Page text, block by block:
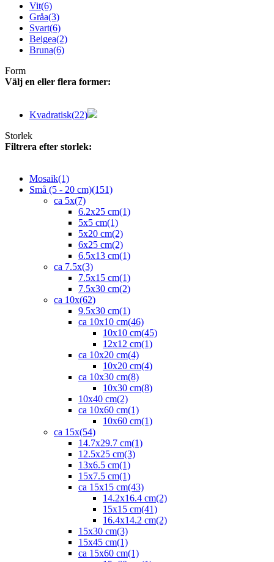
Vit(6)
Gråa(3)
Svart(6)
Beigea(2)
Bruna(6)
Form
Välj en eller flera former:
Kvadratisk(22)
Storlek
Filtrera efter storlek:
Mosaik(1)
Små (5 - 20 cm)(151)
ca 5x(7)
6.2x25 cm(1)
5x5 cm(1)
5x20 cm(2)
6x25 cm(2)
6.5x13 cm(1)
ca 7.5x(3)
7.5x15 cm(1)
7.5x30 cm(2)
ca 10x(62)
9.5x30 cm(1)
ca 10x10 cm(46)
10x10 cm(45)
12x12 cm(1)
ca 10x20 cm(4)
10x20 cm(4)
ca 10x30 cm(8)
10x30 cm(8)
10x40 cm(2)
ca 10x60 cm(1)
10x60 cm(1)
ca 15x(54)
14.7x29.7 cm(1)
12.5x25 cm(3)
13x6.5 cm(1)
15x7.5 cm(1)
ca 15x15 cm(43)
14.2x16.4 cm(2)
15x15 cm(41)
16.4x14.2 cm(2)
15x30 cm(3)
15x45 cm(1)
ca 15x60 cm(1)